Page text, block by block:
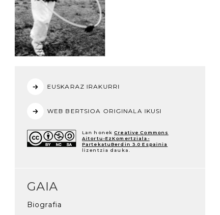
EUSKARAZ IRAKURRI
WEB BERTSIOA ORIGINALA IKUSI
Lan honek Creative Commons
Aitortu-EzKomertziala-
PartekatuBerdin 3.0 Espainia
lizentzia dauka.
GAIA
Biografia